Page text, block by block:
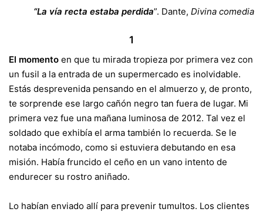
“La vía recta estaba perdida”. Dante, Divina comedia
1
El momento en que tu mirada tropieza por primera vez con
un fusil a la entrada de un supermercado es inolvidable.
Estás desprevenida pensando en el almuerzo y, de pronto,
te sorprende ese largo cañón negro tan fuera de lugar. Mi
primera vez fue una mañana luminosa de 2012. Tal vez el
soldado que exhibía el arma también lo recuerda. Se le
notaba incómodo, como si estuviera debutando en esa
misión. Había fruncido el ceño en un vano intento de
endurecer su rostro aniñado.
Lo habían enviado allí para prevenir tumultos. Los clientes